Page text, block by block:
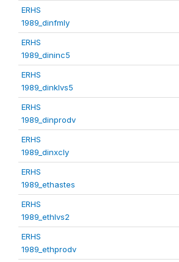
ERHS
1989_dinfmly
ERHS
1989_dininc5
ERHS
1989_dinklvs5
ERHS
1989_dinprodv
ERHS
1989_dinxcly
ERHS
1989_ethastes
ERHS
1989_ethlvs2
ERHS
1989_ethprodv